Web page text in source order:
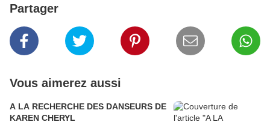
Partager
Vous aimerez aussi
A LA RECHERCHE DES DANSEURS DE
KAREN CHERYL